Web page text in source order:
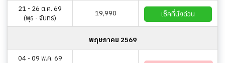
21 - 26 ต.ค. 69
(พุธ - จันทร์)
19,990 เช็คที่นั่งด่วน
พฤษภาคม 2569
04 - 09 พ.ค. 69